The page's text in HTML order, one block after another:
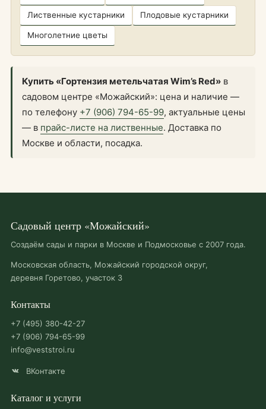
Лиственные кустарники Плодовые кустарники
Многолетние цветы
Купить «Гортензия метельчатая Wim’s Red» в
садовом центре «Можайский»: цена и наличие —
по телефону +7 (906) 794-65-99, актуальные цены
— в прайс-листе на лиственные. Доставка по
Москве и области, посадка.
Садовый центр «Можайский»
Создаём сады и парки в Москве и Подмосковье с 2007 года.
Московская область, Можайский городской округ,
деревня Горетово, участок 3
Контакты
+7 (495) 380-42-27
+7 (906) 794-65-99
info@veststroi.ru
ВКонтакте
Каталог и услуги